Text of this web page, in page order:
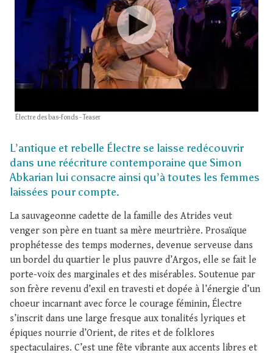
Électre des bas-fonds - Teaser
L’antique et rebelle Électre se laisse redécouvrir
dans une réécriture contemporaine que Simon
Abkarian lui consacre ainsi qu’à toutes les femmes
laissées pour compte.
La sauvageonne cadette de la famille des Atrides veut
venger son père en tuant sa mère meurtrière. Prosaïque
prophétesse des temps modernes, devenue serveuse dans
un bordel du quartier le plus pauvre d’Argos, elle se fait le
porte-voix des marginales et des misérables. Soutenue par
son frère revenu d’exil en travesti et dopée à l’énergie d’un
choeur incarnant avec force le courage féminin, Électre
s’inscrit dans une large fresque aux tonalités lyriques et
épiques nourrie d’Orient, de rites et de folklores
spectaculaires. C’est une fête vibrante aux accents libres et